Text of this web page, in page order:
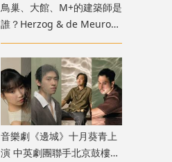
鳥巢、大館、M+的建築師是
誰？Herzog & de Meuron
展覽9月M+揭開創作過程
音樂劇《邊城》十月葵青上
演 中英劇團聯手北京鼓樓西